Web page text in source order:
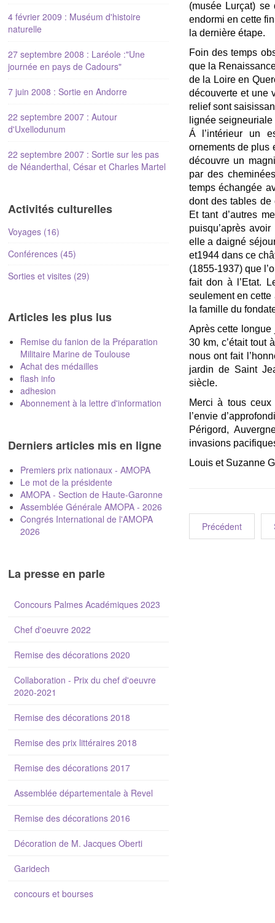
(musée Lurçat)
endormi en cette
la dernière étape.
Foin des temps
que la
de la Loire en
découverte et une
relief sont
lignée
Á l’intérieur un
ornements de plus
découvre un
par des
temps échangée
dont des tables
Et tant d’autres
puisqu’après
elle a daigné
et1944 dans ce
(1855-1937) que
fait don à l’Etat.
seulement en
la famille du
Après cette longue
30 km, c’était tout
nous ont fait
jardin de Saint
siècle.
Merci à tous
l’envie
Périgord,
invasions
Louis et Suzanne
Précédent
4 février 2009 : Muséum d'histoire
naturelle
27 septembre 2008 : Laréole :"Une
journée en pays de Cadours"
7 juin 2008 : Sortie en Andorre
22 septembre 2007 : Autour
d'Uxellodunum
22 septembre 2007 : Sortie sur les pas
de Néanderthal, César et Charles Martel
Activités culturelles
Voyages (16)
Conférences (45)
Sorties et visites (29)
Articles les plus lus
Remise du fanion de la Préparation
Militaire Marine de Toulouse
Achat des médailles
flash info
adhesion
Abonnement à la lettre d'information
Derniers articles mis en ligne
Premiers prix nationaux - AMOPA
Le mot de la présidente
AMOPA - Section de Haute-Garonne
Assemblée Générale AMOPA - 2026
Congrés International de l'AMOPA
2026
La presse en parle
Concours Palmes Académiques 2023
Chef d'oeuvre 2022
Remise des décorations 2020
Collaboration - Prix du chef d'oeuvre
2020-2021
Remise des décorations 2018
Remise des prix littéraires 2018
Remise des décorations 2017
Assemblée départementale à Revel
Remise des décorations 2016
Décoration de M. Jacques Oberti
Garidech
concours et bourses